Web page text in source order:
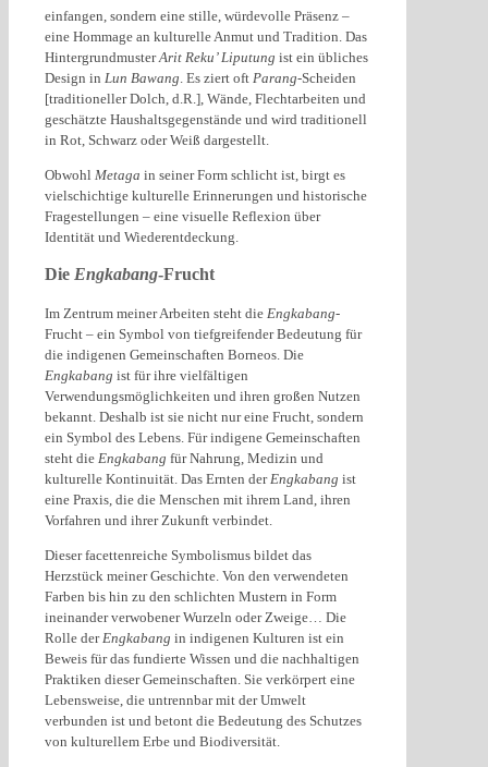
einfangen, sondern eine stille, würdevolle Präsenz –
eine Hommage an kulturelle Anmut und Tradition. Das
HintergrundmusterArit Reku’ Liputung ist ein übliches
Design in Lun Bawang. Es ziert oft Parang-Scheiden
[traditioneller Dolch, d.R.], Wände, Flechtarbeiten und
geschätzte Haushaltsgegenstände und wird traditionell
in Rot, Schwarz oder Weiß dargestellt.
Obwohl Metaga in seiner Form schlicht ist, birgt es
vielschichtige kulturelle Erinnerungen und historische
Fragestellungen – eine visuelle Reflexion über
Identität und Wiederentdeckung.
Die Engkabang-Frucht
Im Zentrum meiner Arbeiten steht die Engkabang-
Frucht – ein Symbol von tiefgreifender Bedeutung für
die indigenen Gemeinschaften Borneos. Die
Engkabang ist für ihre vielfältigen
Verwendungsmöglichkeiten und ihren großen Nutzen
bekannt. Deshalb ist sie nicht nur eine Frucht, sondern
ein Symbol des Lebens. Für indigene Gemeinschaften
steht die Engkabang für Nahrung, Medizin und
kulturelle Kontinuität. Das Ernten der Engkabang ist
eine Praxis, die die Menschen mit ihrem Land, ihren
Vorfahren und ihrer Zukunft verbindet.
Dieser facettenreiche Symbolismus bildet das
Herzstück meiner Geschichte. Von den verwendeten
Farben bis hin zu den schlichten Mustern in Form
ineinander verwobener Wurzeln oder Zweige… Die
Rolle der Engkabang in indigenen Kulturen ist ein
Beweis für das fundierte Wissen und die nachhaltigen
Praktiken dieser Gemeinschaften. Sie verkörpert eine
Lebensweise, die untrennbar mit der Umwelt
verbunden ist und betont die Bedeutung des Schutzes
von kulturellem Erbe und Biodiversität.